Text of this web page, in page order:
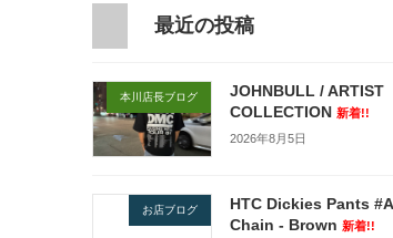
最近の投稿
本川店長ブログ
JOHNBULL / ARTIST
COLLECTION 新着!!
2026年8月5日
お店ブログ
HTC Dickies Pants
Chain - Brown 新着!!